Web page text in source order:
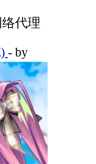
代理
- by